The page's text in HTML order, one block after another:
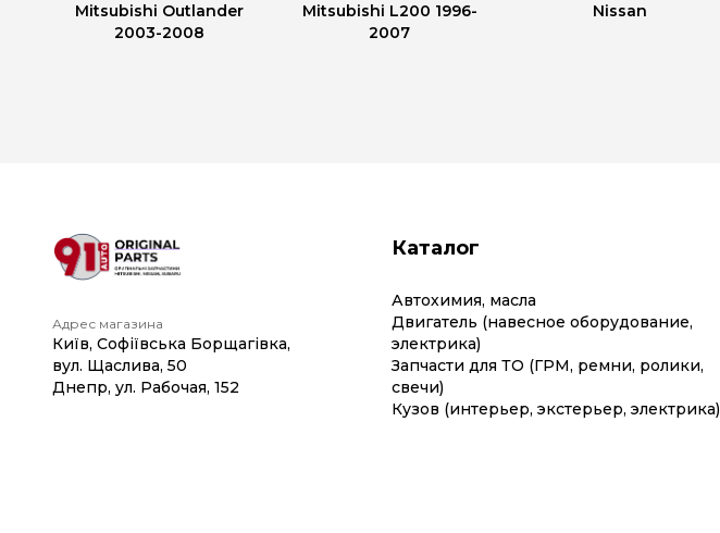
Mitsubishi Outlander
2003-2008
Mitsubishi L200 1996-
2007
Nissan
Адрес магазина
Київ, Софіївська Борщагівка,
вул. Щаслива, 50
Днепр, ул. Рабочая, 152
Каталог
Автохимия, масла
Двигатель (навесное оборудование,
электрика)
Запчасти для ТО (ГРМ, ремни, ролики,
свечи)
Кузов (интерьер, экстерьер, электрика)